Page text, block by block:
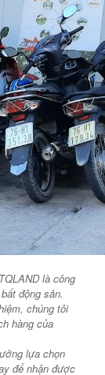
là công
động sản.
chúng tôi
hàng của
lựa chọn
để nhận được